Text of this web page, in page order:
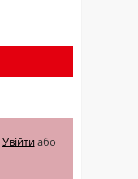
Увійтиабо